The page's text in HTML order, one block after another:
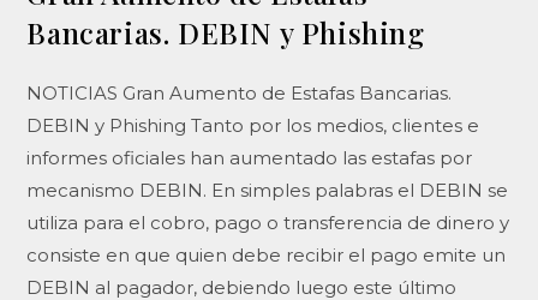
Bancarias. DEBIN y Phishing
NOTICIAS Gran Aumento de Estafas Bancarias.
DEBIN y Phishing Tanto por los medios, clientes e
informes oficiales han aumentado las estafas por
mecanismo DEBIN. En simples palabras el DEBIN se
utiliza para el cobro, pago o transferencia de dinero y
consiste en que quien debe recibir el pago emite un
DEBIN al pagador, debiendo luego este último